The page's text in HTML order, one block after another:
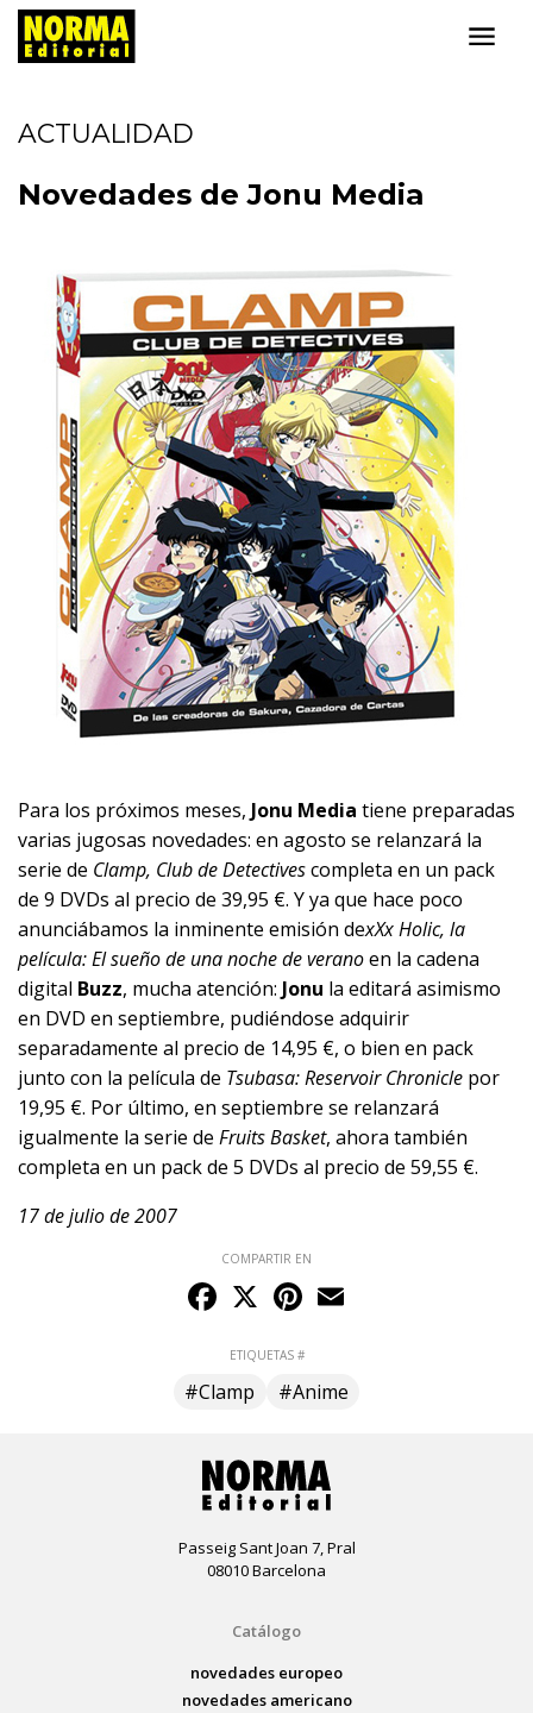
ACTUALIDAD
Novedades de Jonu Media
Para los próximos meses, Jonu Media tiene preparadas
varias jugosas novedades: en agosto se relanzará la
serie de Clamp, Club de Detectivescompleta en un pack
de 9 DVDs al precio de 39,95 €. Y ya que hace poco
anunciábamos la inminente emisión dexXx Holic, la
película: El sueño de una noche de veranoen la cadena
digital Buzz, mucha atención: Jonu la editará asimismo
en DVD en septiembre, pudiéndose adquirir
separadamente al precio de 14,95 €, o bien en pack
junto con la película de Tsubasa: Reservoir Chronicle por
19,95 €. Por último, en septiembre se relanzará
igualmente la serie de Fruits Basket, ahora también
completa en un pack de 5 DVDs al precio de 59,55 €.
17 de julio de 2007
COMPARTIR EN
Facebook
X Pinterest
ETIQUETAS #
#Clamp #Anime
Passeig Sant Joan 7, Pral
08010 Barcelona
Catálogo
novedades europeo
novedades americano